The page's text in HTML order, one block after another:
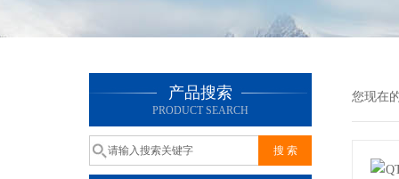
产品搜索
PRODUCT SEARCH
您现在